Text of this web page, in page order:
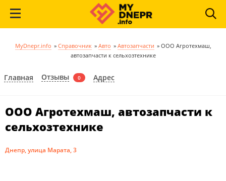
MyDnepr.info » Справочник » Авто » Автозапчасти » ООО Агротехмаш,
автозапчасти к сельхозтехнике
Главная Отзывы 0 Адрес
ООО Агротехмаш, автозапчасти к
сельхозтехнике
Днепр, улица Марата, 3